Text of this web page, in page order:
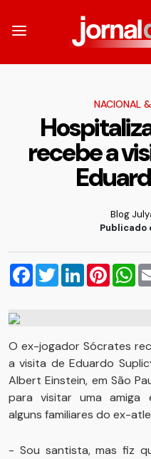
NACIONAL
recebe a
Blog
Publicado
Facebook
TwitterLinkedIn
O ex-jogador Sócrates
a visita de Eduardo
Albert Einstein, em São
para visitar uma amiga
alguns familiares do ex-
- Sou santista, mas fiz